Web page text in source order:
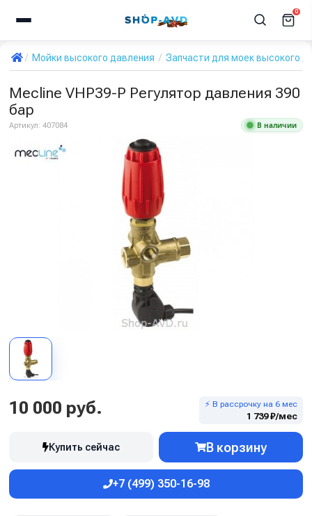
0
Мойки высокого давления Запчасти для моек высокого
Mecline VHP39-P Регулятор давления 390
бар
Артикул: 407084 В наличии
10 000 руб. ⚡ В рассрочку на 6 мес
1 739 ₽/мес
Купить сейчас В корзину
+7 (499) 350-16-98